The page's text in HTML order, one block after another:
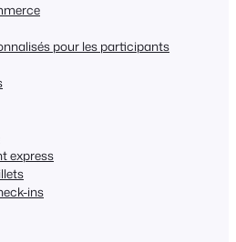
pour les participants
express
ins